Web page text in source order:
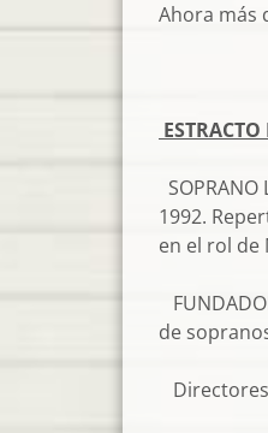
Ahora más
1992.
en el rol de
de